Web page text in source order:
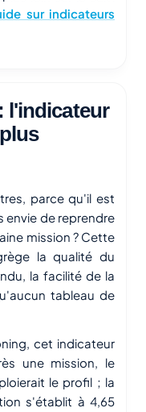
sur indicateurs
l'indicateur
parce qu'il est
envie de reprendre
mission ? Cette
la qualité du
la facilité de la
tableau de
cet indicateur
une mission, le
le profil ; la
s'établit à 4,65